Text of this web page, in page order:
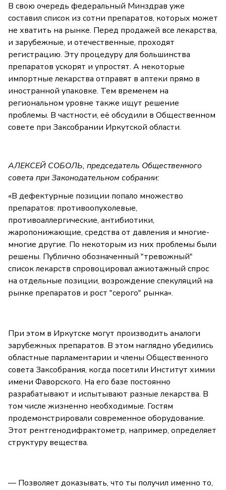
В свою очередь федеральный Минздрав уже
составил список из сотни препаратов, которых может
не хватить на рынке. Перед продажей все лекарства,
и зарубежные, и отечественные, проходят
регистрацию. Эту процедуру для большинства
препаратов ускорят и упростят. А некоторые
импортные лекарства отправят в аптеки прямо в
иностранной упаковке. Тем временем на
региональном уровне также ищут решение
проблемы. В частности, её обсудили в Общественном
совете при Заксобрании Иркутской области.
АЛЕКСЕЙ СОБОЛЬ, председатель Общественного
совета при Законодательном собрании:
«В дефектурные позиции попало множество
препаратов: противоопухолевые,
противоаллергические, антибиотики,
жаропонижающие, средства от давления и многие-
многие другие. По некоторым из них проблемы были
решены. Публично обозначенный "тревожный"
список лекарств спровоцировал ажиотажный спрос
на отдельные позиции, возрождение спекуляций на
рынке препаратов и рост "серого" рынка».
При этом в Иркутске могут производить аналоги
зарубежных препаратов. В этом наглядно убедились
областные парламентарии и члены Общественного
совета Заксобрания, когда посетили Институт химии
имени Фаворского. На его базе постоянно
разрабатывают и испытывают разные лекарства. В
том числе жизненно необходимые. Гостям
продемонстрировали современное оборудование.
Этот рентгенодифрактометр, например, определяет
структуру вещества.
— Позволяет доказывать, что ты получил именно то,